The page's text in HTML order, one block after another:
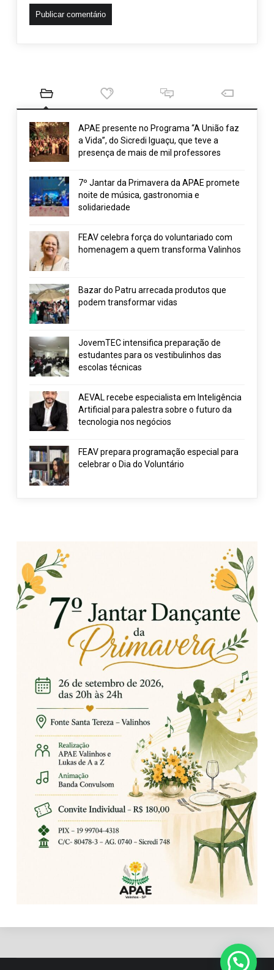
APAE presente no Programa “A União faz
a Vida”, do Sicredi Iguaçu, que teve a
presença de mais de mil professores
7º Jantar da Primavera da APAE promete
noite de música, gastronomia e
solidariedade
FEAV celebra força do voluntariado com
homenagem a quem transforma Valinhos
Bazar do Patru arrecada produtos que
podem transformar vidas
JovemTEC intensifica preparação de
estudantes para os vestibulinhos das
escolas técnicas
AEVAL recebe especialista em Inteligência
Artificial para palestra sobre o futuro da
tecnologia nos negócios
FEAV prepara programação especial para
celebrar o Dia do Voluntário